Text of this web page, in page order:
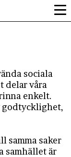
sociala
delar våra
enkelt.
godtycklighet,
samma saker
samhället är